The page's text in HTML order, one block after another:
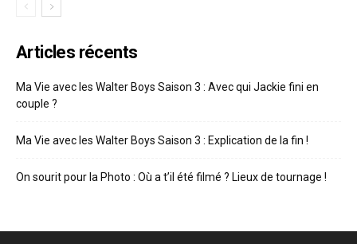
Articles récents
Ma Vie avec les Walter Boys Saison 3 : Avec qui Jackie fini en
couple ?
Ma Vie avec les Walter Boys Saison 3 : Explication de la fin !
On sourit pour la Photo : Où a t’il été filmé ? Lieux de tournage !